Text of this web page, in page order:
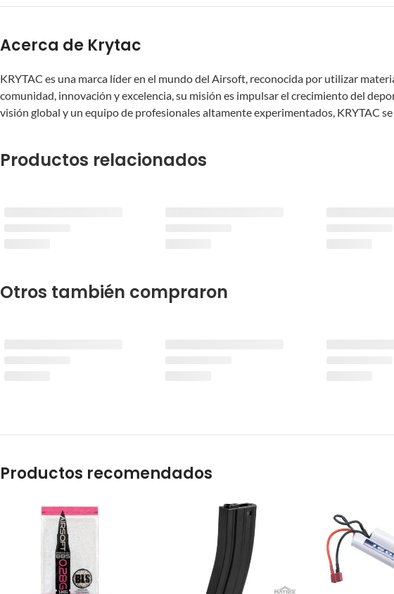
Acerca de Krytac
KRYTAC es una marca líder en el mundo del Airsoft, reconocida por utilizar
comunidad, innovación y excelencia, su misión es impulsar el crecimiento del
visión global y un equipo de profesionales altamente experimentados, KRYTAC
Productos relacionados
Otros también compraron
Productos recomendados